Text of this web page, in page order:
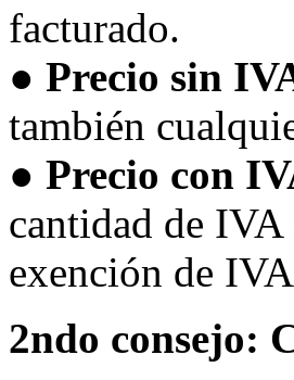
facturado.
● Precio sin
también
● Precio con
cantidad de
exención de
2ndo consejo: